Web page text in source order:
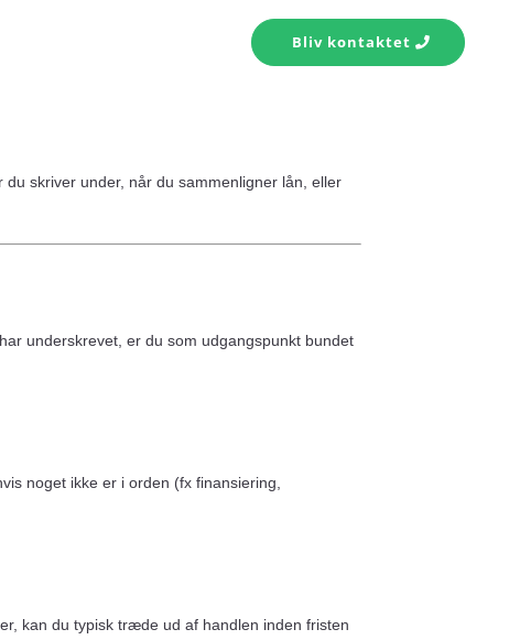
Bliv kontaktet
skriver under, når du sammenligner lån, eller
underskrevet, er du som udgangspunkt bundet
noget ikke er i orden (fx finansiering,
kan du typisk træde ud af handlen inden fristen